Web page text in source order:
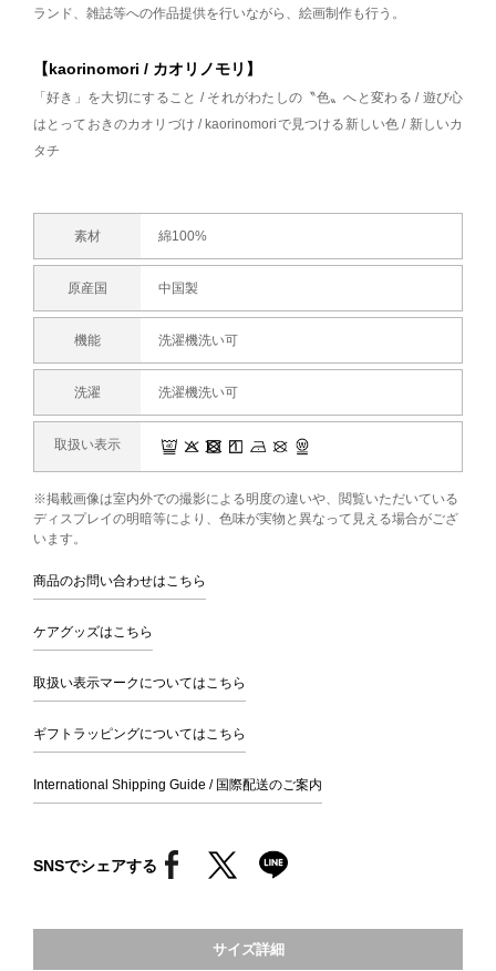
ランド、雑誌等への作品提供を行いながら、絵画制作も行う。
【kaorinomori / カオリノモリ】
「好き」を大切にすること / それがわたしの〝色〟へと変わる / 遊び心
はとっておきのカオリづけ / kaorinomoriで見つける新しい色 / 新しいカ
タチ
素材 綿100%
原産国 中国製
機能 洗濯機洗い可
洗濯 洗濯機洗い可
取扱い表示
※掲載画像は室内外での撮影による明度の違いや、閲覧いただいている
ディスプレイの明暗等により、色味が実物と異なって見える場合がござ
います。
商品のお問い合わせはこちら
ケアグッズはこちら
取扱い表示マークについてはこちら
ギフトラッピングについてはこちら
International Shipping Guide / 国際配送のご案内
SNSでシェアする
サイズ詳細